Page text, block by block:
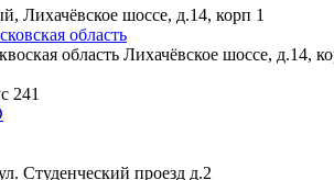
Лихачёвское шоссе, д.14, корп 1
область
область Лихачёвское шоссе, д.14,
241
Студенческий проезд д.2